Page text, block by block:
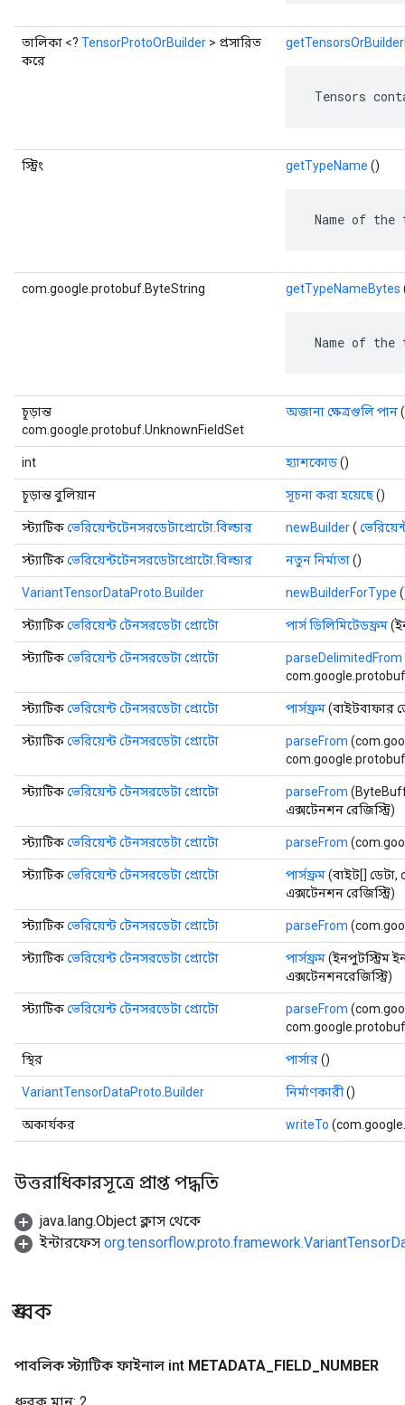
তালিকা <? TensorProtoOrBuilder > প্রসারিত
করে
Tensors
স্ট্রিং getTypeName ()
Name of
com.google.protobuf.ByteString getTypeNameBytes
Name of
চূড়ান্ত
com.google.protobuf.UnknownFieldSet
অজানা ক্ষেত্রগুলি পান
int হ্যাশকোড()
চূড়ান্ত বুলিয়ান সূচনা করা হয়েছে()
স্ট্যাটিকভেরিয়েন্টটেনসরডেটাপ্রোটো.বিল্ডার newBuilder(
স্ট্যাটিকভেরিয়েন্টটেনসরডেটাপ্রোটো.বিল্ডার নতুন নির্মাতা()
VariantTensorDataProto.Builder newBuilderForType
স্ট্যাটিকভেরিয়েন্ট টেনসরডেটা প্রোটো পার্স ডিলিমিটেডফ্রম
স্ট্যাটিকভেরিয়েন্ট টেনসরডেটা প্রোটো parseDelimitedFrom
স্ট্যাটিকভেরিয়েন্ট টেনসরডেটা প্রোটো পার্সফ্রম(বাইটবাফার
স্ট্যাটিকভেরিয়েন্ট টেনসরডেটা প্রোটো parseFrom
স্ট্যাটিকভেরিয়েন্ট টেনসরডেটা প্রোটো parseFrom
এক্সটেনশন রেজিস্ট্রি)
স্ট্যাটিকভেরিয়েন্ট টেনসরডেটা প্রোটো parseFrom
স্ট্যাটিকভেরিয়েন্ট টেনসরডেটা প্রোটো পার্সফ্রম(বাইট[]
এক্সটেনশন রেজিস্ট্রি)
স্ট্যাটিকভেরিয়েন্ট টেনসরডেটা প্রোটো parseFrom
স্ট্যাটিকভেরিয়েন্ট টেনসরডেটা প্রোটো পার্সফ্রম(ইনপুটস্ট্রিম
এক্সটেনশনরেজিস্ট্রি)
স্ট্যাটিকভেরিয়েন্ট টেনসরডেটা প্রোটো parseFrom
স্থির পার্সার()
VariantTensorDataProto.Builder নির্মাণকারী()
অকার্যকর writeTo
উত্তরাধিকারসূত্রে প্রাপ্ত পদ্ধতি
java.lang.Object ক্লাস থেকে
ইন্টারফেস
ধ্রুবক
পাবলিক স্ট্যাটিক ফাইনাল int METADATA FIELD NUMBER